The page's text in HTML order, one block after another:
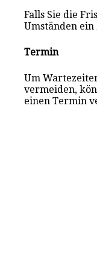
Falls Sie die
Umständen ein
Termin
Um
vermeiden,
einen Termin